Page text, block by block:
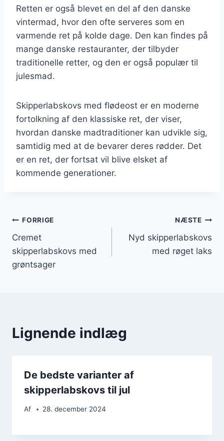
Retten er også blevet en del af den danske
vintermad, hvor den ofte serveres som en
varmende ret på kolde dage. Den kan findes på
mange danske restauranter, der tilbyder
traditionelle retter, og den er også populær til
julesmad.
Skipperlabskovs med flødeost er en moderne
fortolkning af den klassiske ret, der viser,
hvordan danske madtraditioner kan udvikle sig,
samtidig med at de bevarer deres rødder. Det
er en ret, der fortsat vil blive elsket af
kommende generationer.
Indlægsnavigation
FORRIGE
Cremet
skipperlabskovs med
grøntsager
NÆSTE
Nyd skipperlabskovs
med røget laks
Lignende indlæg
De bedste varianter af
skipperlabskovs til jul
Af 28. december 2024